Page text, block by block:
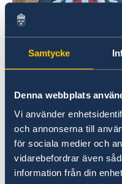
Samtycke
Denna webbplats
Vi använder
och annonserna till
för sociala medier och
vidarebefordrar även
information från din